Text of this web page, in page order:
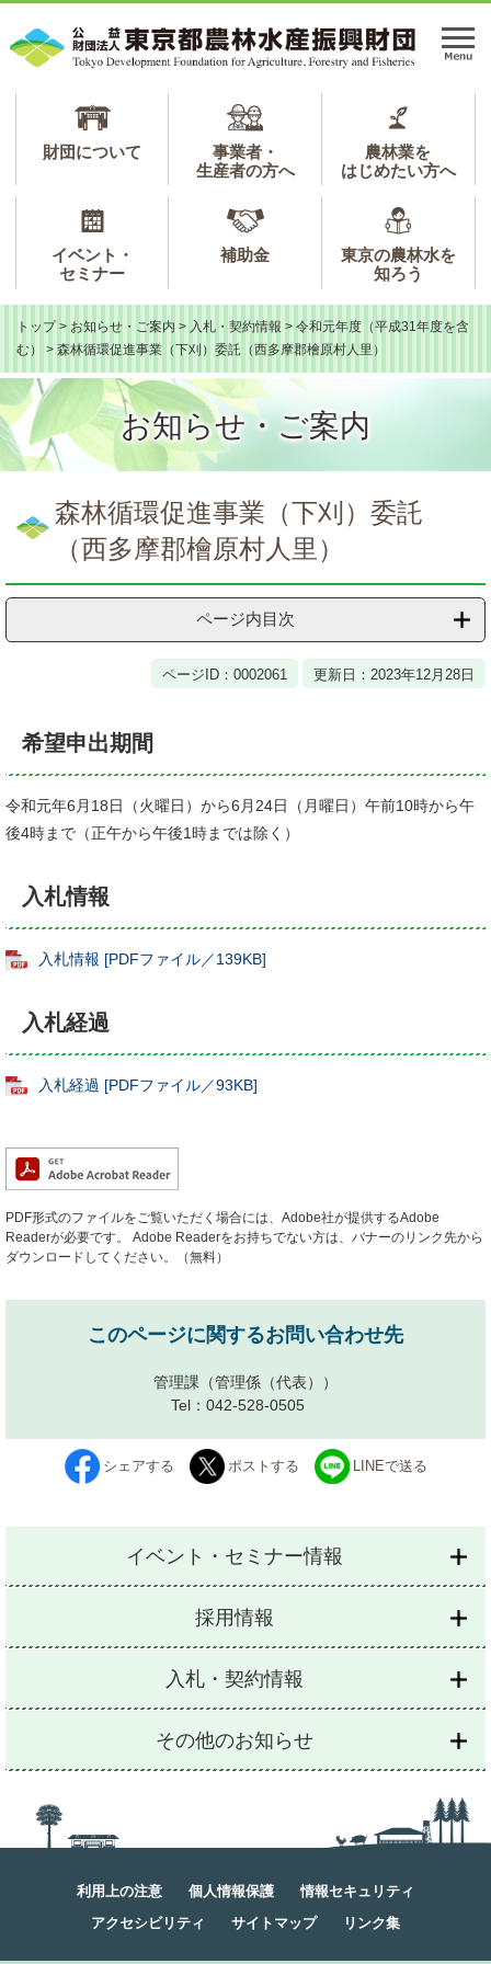
ジ
ュ
メ
財団について
事業者・
生産者の方へ
農林業を
はじめたい方へ
イベント・
セミナー
補助金
東京の農林水を
知ろう
トップ > お知らせ・ご案内 > 入札・契約情報 > 令和元年度（平成31年度を含
む）
> 森林循環促進事業（下刈）委託（西多摩郡檜原村人里）
お知らせ・ご案内
森林循環促進事業（下刈）委託
（西多摩郡檜原村人里）
ページ内目次
ページID：0002061 更新日：2023年12月28日
希望申出期間
令和元年6月18日（火曜日）から6月24日（月曜日）午前10時から午
後4時まで（正午から午後1時までは除く）
入札情報
入札情報 [PDFファイル／139KB]
入札経過
入札経過 [PDFファイル／93KB]
PDF形式のファイルをご覧いただく場合には、Adobe社が提供するAdobe
Readerが必要です。
Adobe Readerをお持ちでない方は、バナーのリンク先から
ダウンロードしてください。（無料）
このページに関するお問い合わせ先
管理課 （管理係（代表））
Tel：042-528-0505
シェアする ポストする LINEで送る
イベント・セミナー情報
採用情報
入札・契約情報
その他のお知らせ
利用上の注意 個人情報保護
情報セキュリティ
アクセシビリティ
サイトマップ リンク集